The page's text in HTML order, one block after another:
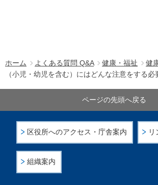
ホーム よくある質問 Q&A 健康・福祉 健
（小児・幼児を含む）にはどんな注意をする必
区役所へのアクセス・庁舎案内 リ
組織案内
ページの先頭へ戻る